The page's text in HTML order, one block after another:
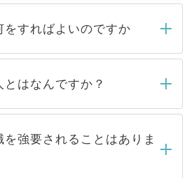
をすればよいのですか
きましたら、弊社担当者がご
認し、その後メールもしくは
5営業日以内にはご連絡をせて
ので、しばらくお待ちくださ
とはなんですか？
で取り扱っている求人の
、Webサイトからご覧いただ
開求人」です。非公開求人は
よって、一般には公開してい
を強要されることはありま